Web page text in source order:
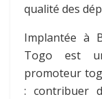
qualité des
Implantée à
Togo est
promoteur
: contribuer